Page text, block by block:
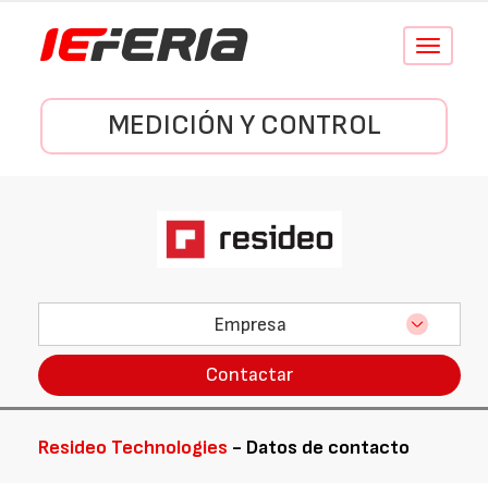
Conmutar
MEDICIÓN Y CONTROL
Empresa
Contactar
Resideo Technologies - Datos de contacto